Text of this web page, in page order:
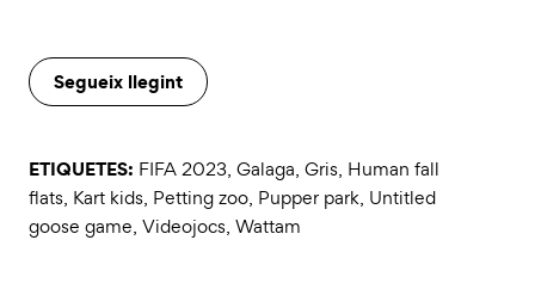
Segueix llegint
ETIQUETES: FIFA 2023, Galaga, Gris, Human fall
flats, Kart kids, Petting zoo, Pupper park, Untitled
goose game, Videojocs, Wattam